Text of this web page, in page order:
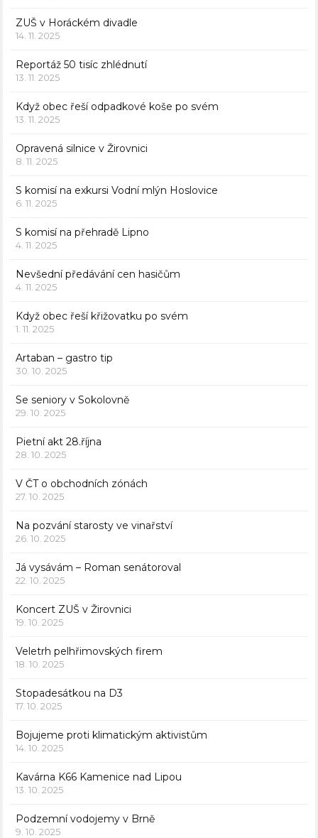
ZUŠ v Horáckém divadle
14. 11. 2025
Reportáž 50 tisíc zhlédnutí
13. 11. 2025
Když obec řeší odpadkové koše po svém
13. 11. 2025
Opravená silnice v Žirovnici
8. 11. 2025
S komisí na exkursi Vodní mlýn Hoslovice
6. 11. 2025
S komisí na přehradě Lipno
4. 11. 2025
Nevšední předávání cen hasičům
4. 11. 2025
Když obec řeší křižovatku po svém
1. 11. 2025
Artaban – gastro tip
30. 10. 2025
Se seniory v Sokolovně
29. 10. 2025
Pietní akt 28.října
28. 10. 2025
V ČT o obchodních zónách
27. 10. 2025
Na pozvání starosty ve vinařství
26. 10. 2025
Já vysávám – Roman senátoroval
22. 10. 2025
Koncert ZUŠ v Žirovnici
19. 10. 2025
Veletrh pelhřimovských firem
18. 10. 2025
Stopadesátkou na D3
17. 10. 2025
Bojujeme proti klimatickým aktivistům
14. 10. 2025
Kavárna K66 Kamenice nad Lipou
13. 10. 2025
Podzemní vodojemy v Brně
9. 10. 2025